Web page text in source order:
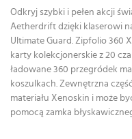
Odkryj szybki i pełen akcji
Aetherdrift dzięki klaserowi
Ultimate Guard. Zipfolio 360
karty kolekcjonerskie z 20
ładowane 360 przegródek
koszulkach. Zewnętrzna
materiału Xenoskin i może
pomocą zamka